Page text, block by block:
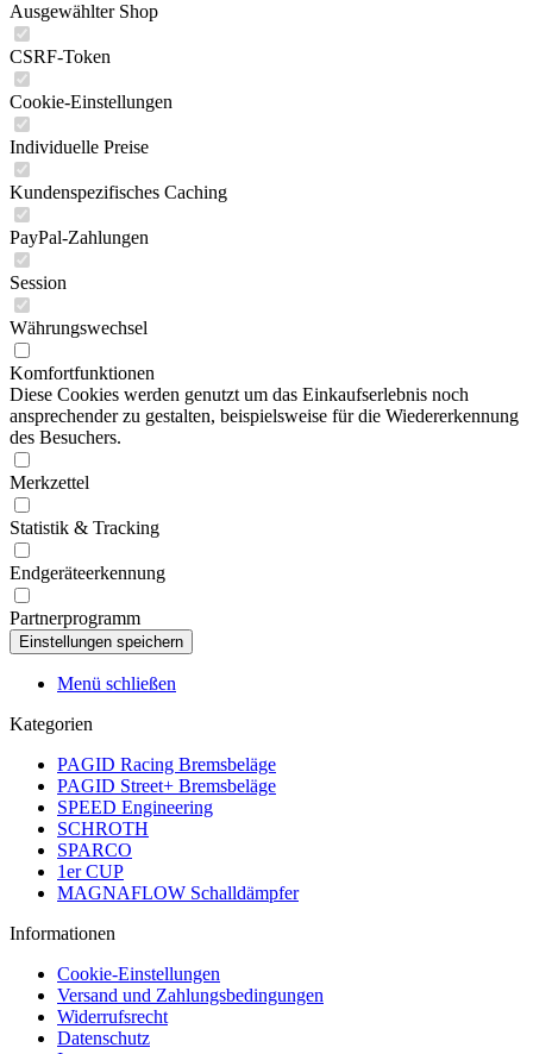
Ausgewählter Shop
CSRF-Token
Cookie-Einstellungen
Individuelle Preise
Kundenspezifisches Caching
PayPal-Zahlungen
Session
Währungswechsel
Komfortfunktionen
Diese Cookies werden genutzt um das Einkaufserlebnis noch
ansprechender zu gestalten, beispielsweise für die Wiedererkennung
des Besuchers.
Merkzettel
Statistik & Tracking
Endgeräteerkennung
Partnerprogramm
Menü schließen
Kategorien
PAGID Racing Bremsbeläge
PAGID Street+ Bremsbeläge
SPEED Engineering
SCHROTH
SPARCO
1er CUP
MAGNAFLOW Schalldämpfer
Informationen
Cookie-Einstellungen
Versand und Zahlungsbedingungen
Widerrufsrecht
Datenschutz